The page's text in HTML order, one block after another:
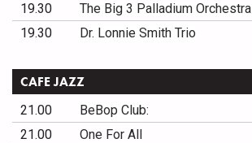
19.30
The Big 3 Palladium Orchestra
19.30
Dr. Lonnie Smith Trio
CAFE JAZZ
21.00
BeBop Club:
21.00
One For All